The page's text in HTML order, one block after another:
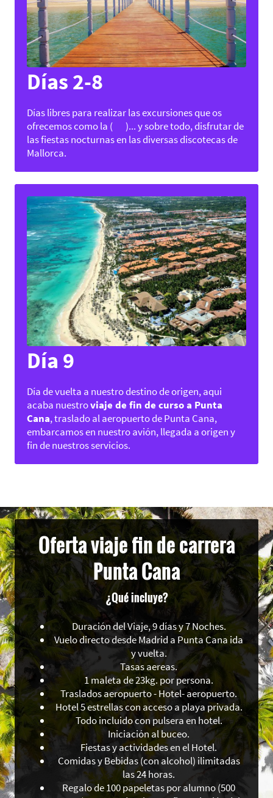
Días 2-8
Días libres para realizar las excursiones que os
ofrecemos como la ( )... y sobre todo, disfrutar de
las fiestas nocturnas en las diversas discotecas de
Mallorca.
Día 9
Día de vuelta a nuestro destino de origen, aqui
acaba nuestroviaje de fin de curso a Punta
Cana, traslado al aeropuerto de Punta Cana,
embarcamos en nuestro avión, llegada a origen y
fin de nuestros servicios.
Oferta viaje fin de carrera
Punta Cana
¿Qué incluye?
Duración del Viaje, 9 días y 7 Noches.
Vuelo directo desde Madrid a Punta Cana ida
y vuelta.
Tasas aereas.
1 maleta de 23kg. por persona.
Traslados aeropuerto - Hotel- aeropuerto.
Hotel 5 estrellas con acceso a playa privada.
Todo incluido con pulsera en hotel.
Iniciación al buceo.
Fiestas y actividades en el Hotel.
Comidas y Bebidas (con alcohol) ilimitadas
las 24 horas.
Regalo de 100 papeletas por alumno (500